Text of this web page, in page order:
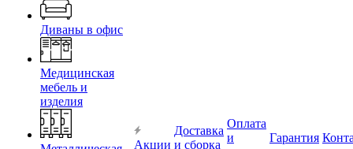
Диваны в офис
Медицинская
мебель и
изделия
Акции
Доставка
и сборка
Оплата
и
Гарантия